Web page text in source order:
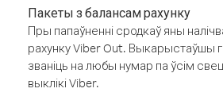
Пакеты з балансам рахунку
Пры папаўненні сродкаў яны
рахунку Viber Out. Выкарыстаўшы
званіць на любы нумар па ўсім
выклікі Viber.